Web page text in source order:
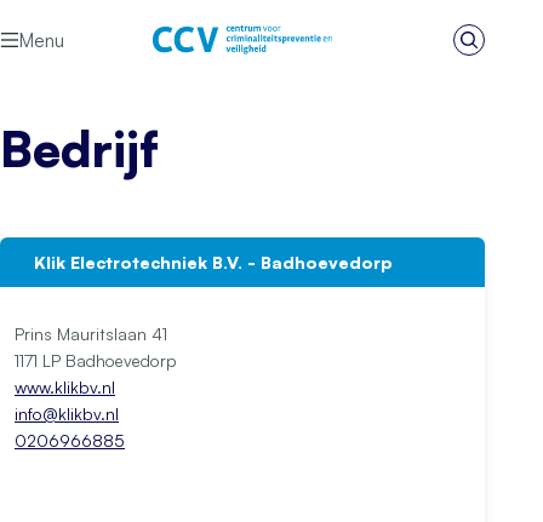
Menu
Zoeken
Bedrijf
Klik Electrotechniek B.V. - Badhoevedorp
Prins Mauritslaan 41
1171 LP Badhoevedorp
www.klikbv.nl
info@klikbv.nl
0206966885